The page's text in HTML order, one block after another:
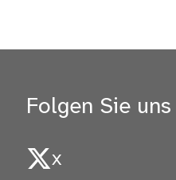
Folgen Sie uns
X